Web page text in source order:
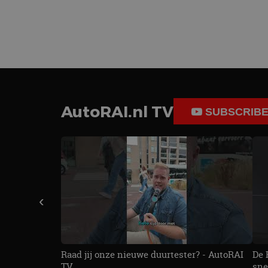
AutoRAI.nl TV SUBSCRIBE
‹
Raad jij onze nieuwe duurtester? - AutoRAI
De
IDE
Google